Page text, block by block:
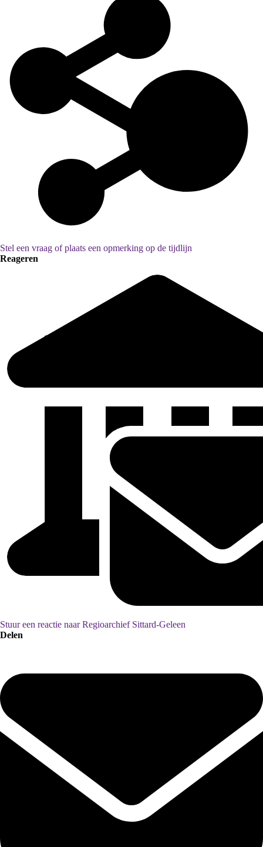
Stel een vraag of plaats een opmerking op de tijdlijn
Reageren
Stuur een reactie naar Regioarchief Sittard-Geleen
Delen